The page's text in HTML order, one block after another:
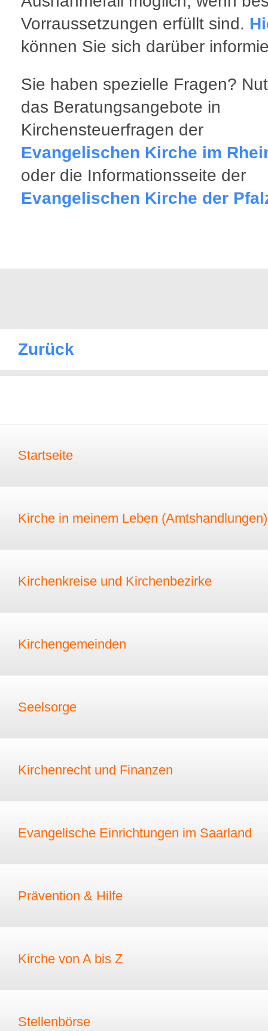
Vorraussetzungen erfüllt sind.
können Sie sich darüber
Sie haben spezielle Fragen?
das Beratungsangebote in
Kirchensteuerfragen der
Evangelischen Kirche im
oder die Informationsseite der
Evangelischen Kirche der
Zurück
Startseite
Kirche in meinem Leben (Amtshandlungen)
Kirchenkreise und Kirchenbezirke
Kirchengemeinden
Seelsorge
Kirchenrecht und Finanzen
Evangelische Einrichtungen im Saarland
Prävention & Hilfe
Kirche von A bis Z
Stellenbörse